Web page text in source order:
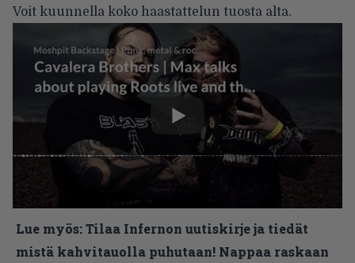
Voit kuunnella koko haastattelun tuosta alta.
Lue myös:Tilaa Infernon uutiskirje ja tiedät
mistä kahvitauolla puhutaan! Nappaa raskaan